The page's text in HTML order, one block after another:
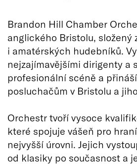
Brandon Hill Chamber
anglického Bristolu, složený
i amatérských hudebníků.
nejzajímavějšími dirigenty a
profesionální scéně a
posluchačům v Bristolu a
Orchestr tvoří vysoce
které spojuje vášeň pro
nejvyšší úrovni. Jejich
od klasiky po současnost a